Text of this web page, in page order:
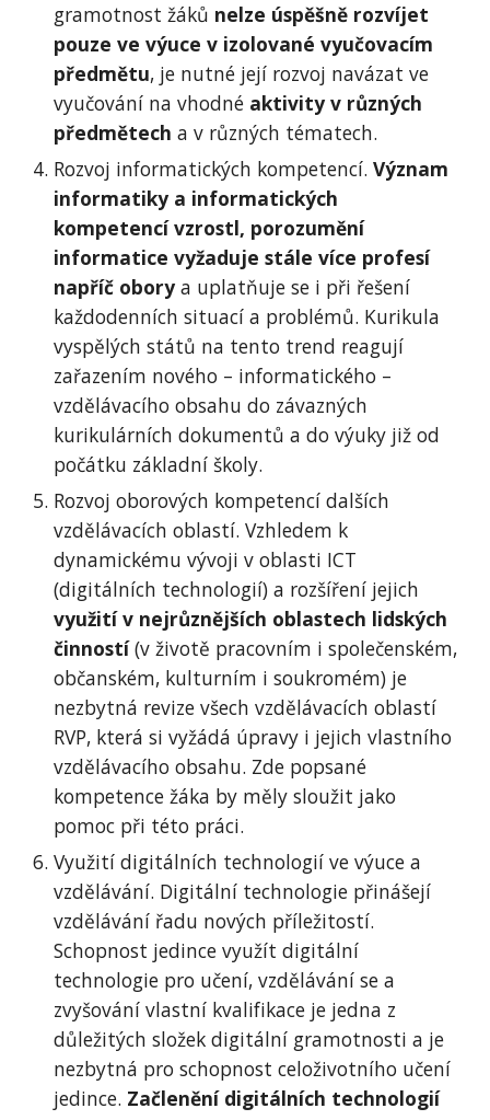
gramotnost žáků nelze úspěšně rozvíjet
pouze ve výuce v izolované vyučovacím
předmětu, je nutné její rozvoj navázat ve
vyučování na vhodné aktivity v různých
předmětech a v různých tématech.
Rozvoj informatických kompetencí. Význam
informatiky a informatických
kompetencí vzrostl, porozumění
informatice vyžaduje stále více profesí
napříč obory a uplatňuje se i při řešení
každodenních situací a problémů. Kurikula
vyspělých států na tento trend reagují
zařazením nového – informatického –
vzdělávacího obsahu do závazných
kurikulárních dokumentů a do výuky již od
počátku základní školy.
Rozvoj oborových kompetencí dalších
vzdělávacích oblastí. Vzhledem k
dynamickému vývoji v oblasti ICT
využití v nejrůznějších oblastech lidských
činností (v životě pracovním i společenském,
občanském, kulturním i soukromém) je
nezbytná revize všech vzdělávacích oblastí
RVP, která si vyžádá úpravy i jejich vlastního
vzdělávacího obsahu. Zde popsané
kompetence žáka by měly sloužit jako
pomoc při této práci.
Využití digitálních technologií ve výuce a
vzdělávání. Digitální technologie přinášejí
vzdělávání řadu nových příležitostí.
Schopnost jedince využít digitální
technologie pro učení, vzdělávání se a
zvyšování vlastní kvalifikace je jedna z
důležitých složek digitální gramotnosti a je
nezbytná pro schopnost celoživotního učení
jedince. Začlenění digitálních technologií